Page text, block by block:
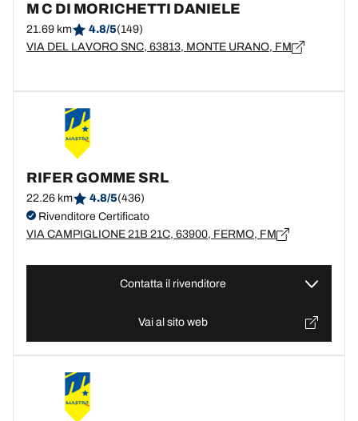
M C DI MORICHETTI DANIELE
21.69 km 4.8/5(149)
VIA DEL LAVORO SNC, 63813, MONTE URANO, FM
RIFER GOMME SRL
22.26 km 4.8/5(436)
Rivenditore Certificato
VIA CAMPIGLIONE 21B 21C, 63900, FERMO, FM
Contatta il rivenditore
Vai al sito web